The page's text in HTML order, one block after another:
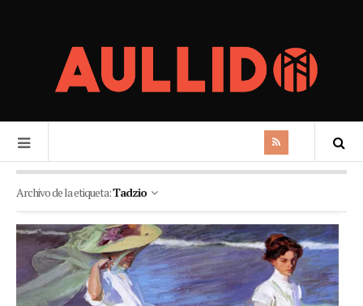
Archivo de la etiqueta:Tadzio